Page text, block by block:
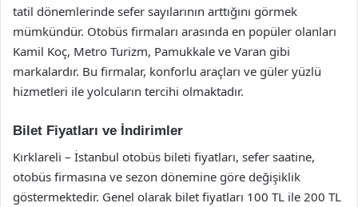
tatil dönemlerinde sefer sayılarının arttığını görmek
mümkündür. Otobüs firmaları arasında en popüler olanları
Kamil Koç, Metro Turizm, Pamukkale ve Varan gibi
markalardır. Bu firmalar, konforlu araçları ve güler yüzlü
hizmetleri ile yolcuların tercihi olmaktadır.
Bilet Fiyatları ve İndirimler
Kırklareli – İstanbul otobüs bileti fiyatları, sefer saatine,
otobüs firmasına ve sezon dönemine göre değişiklik
göstermektedir. Genel olarak bilet fiyatları 100 TL ile 200 TL